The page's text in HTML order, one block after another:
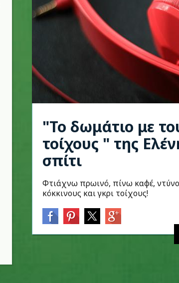
"Το δωμάτιο με
τοίχους " της
σπίτι
Φτιάχνω πρωινό, πίνω καφέ,
κόκκινους και γκρι τοίχους!